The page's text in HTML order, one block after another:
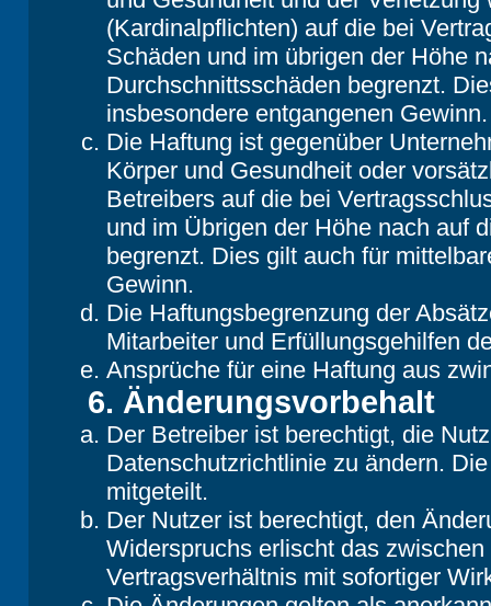
(Kardinalpflichten) auf die bei
Schäden und im übrigen der Höhe
Durchschnittsschäden begrenzt.
insbesondere entgangenen Gewinn.
Die Haftung ist gegenüber
Körper und Gesundheit oder
Betreibers auf die bei
und im Übrigen der Höhe nach auf
begrenzt. Dies gilt auch für
Gewinn.
Die Haftungsbegrenzung der
Mitarbeiter und Erfüllungsgehilfen
Ansprüche für eine Haftung aus
6. Änderungsvorbehalt
Der Betreiber ist berechtigt, die
Datenschutzrichtlinie zu ändern.
mitgeteilt.
Der Nutzer ist berechtigt, den
Widerspruchs erlischt das
Vertragsverhältnis mit sofortiger